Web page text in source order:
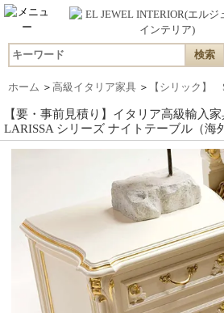
ホーム ＞ 高級イタリア家具 ＞ 【シリック】
【要・事前見積り】イタリア高級輸入家
LARISSA シリーズ ナイトテーブル（海